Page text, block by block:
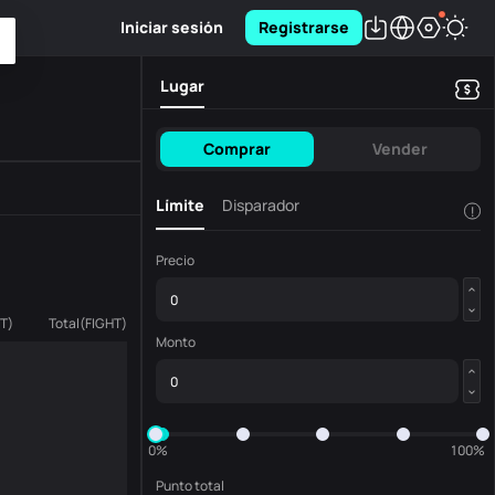
Iniciar sesión Registrarse
) Total(FIGHT)
Lugar
Comprar Vender
Límite Disparador !
Precio
Monto
0%
100%
Punto total